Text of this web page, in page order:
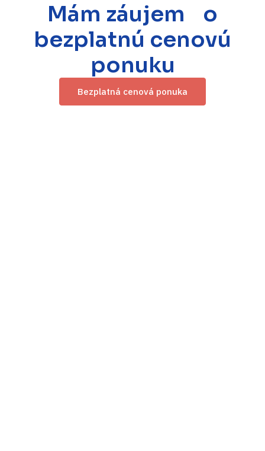
Mám záujem o
bezplatnú cenovú
ponuku
Bezplatná cenová ponuka